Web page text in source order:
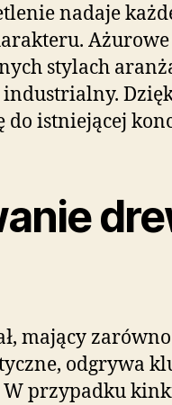
nadaje
stylach
industrialny.
do istniejącej
mający
odgrywa
przypadku